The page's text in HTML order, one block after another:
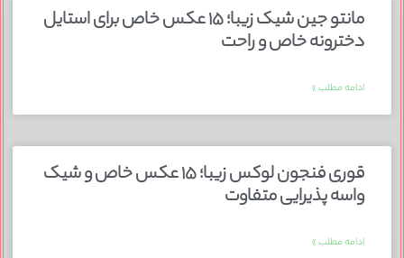
مانتو جین شیک زیبا؛ ۱۵ عکس خاص برای استایل
دخترونه خاص و راحت
ادامه مطلب »
قوری فنجون لوکس زیبا؛ ۱۵ عکس خاص و شیک
واسه پذیرایی متفاوت
ادامه مطلب »